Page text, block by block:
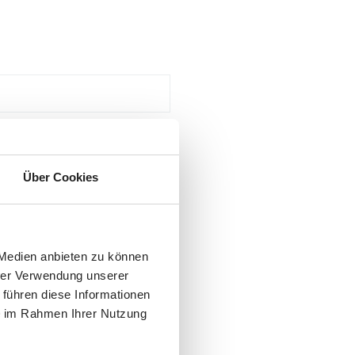
Über Cookies
anbieten zu können
Verwendung unserer
diese Informationen
Rahmen Ihrer Nutzung